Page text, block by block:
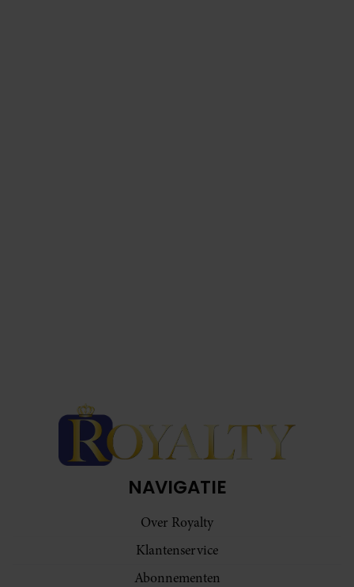
NAVIGATIE
Over Royalty
Klantenservice
Abonnementen